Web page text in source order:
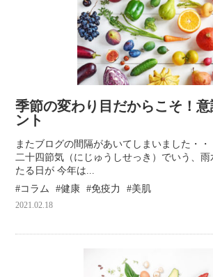
季節の変わり目だからこそ！
ント
またブログの間隔があいてしまいました・・
二十四節気（にじゅうしせっき）でいう、
たる日が 今年は...
コラム
健康 免疫力 美肌
2021.02.18